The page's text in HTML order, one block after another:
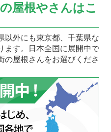
屋根やさんはこ
外にも東京都、千葉県な
ます。日本全国に展開中で
の屋根さんをお選びくださ